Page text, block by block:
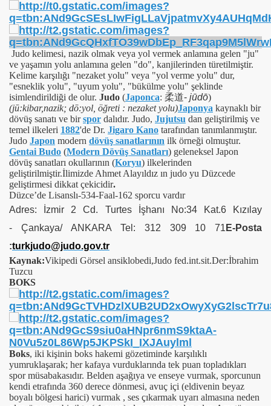
Judo kelimesi, nazik olmak veya yol vermek anlamına gelen "ju"
ve yaşamın yolu anlamına gelen "do", kanjilerinden türetilmiştir.
Kelime karşılığı "nezaket yolu" veya "yol verme yolu" dur,
"esneklik yolu", "uyum yolu", "bükülme yolu" şeklinde
isimlendirildiği de olur. Judo (Japonca: 柔道- jūdō)
(jū:kibar,nazik; dō:yol, öğreti : nezaket yolu)Japonya kaynaklı bir
dövüş sanatı ve birspor dalıdır. Judo, Jujutsu dan geliştirilmiş ve
temel ilkeleri 1882'de Dr. Jigaro Kano tarafından tanımlanmıştır.
Judo Japon modern dövüş sanatlarının ilk örneği olmuştur.
Gentai Budo (Modern Dövüş Sanatları) geleneksel Japon
dövüş sanatları okullarının (Koryu) ilkelerinden
geliştirilmiştir.İlimizde Ahmet Alayıldız ın judo yu Düzcede
geliştirmesi dikkat çekicidir.
Düzce’de Lisanslı-534-Faal-162 sporcu vardır
Adres: İzmir 2 Cd. Turtes İşhanı No:34 Kat.6 Kızılay
- Çankaya/ ANKARA Tel: 312 309 10 71 E-Posta
:turkjudo@judo.gov.tr
Kaynak:Vikipedi Görsel ansiklobedi,Judo fed.int.sit.Der:İbrahim
Tuzcu
BOKS
Boks, iki kişinin boks hakemi gözetiminde karşılıklı
yumruklaşarak; her kafaya vurduklarında tek puan topladıkları
spor müsabakasıdır. Belden aşağıya ve enseye vurmak, sporcunun
kendi etrafında 360 derece dönmesi, avuç içi (eldivenin beyaz
boyalı bölgesi harici) vurmak , ses çıkarmak uyarı almasına neden